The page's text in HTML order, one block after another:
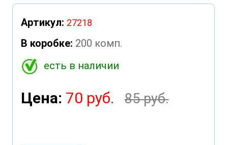
Артикул: 27218
В коробке: 200 комп.
есть в наличии
Цена: 70 руб. 85 руб.